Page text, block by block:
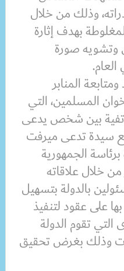
وذلك من خلال
بهدف إثارة
وتشويه صورة
المنابر
المسلمين، التي
بين شخص يدعى
مع سيدة تدعى ميرفت
الجمهورية
خلال علاقاته
بالدولة بتسهيل
على عقود لتنفيذ
تقوم الدولة
وذلك بغرض تحقيق